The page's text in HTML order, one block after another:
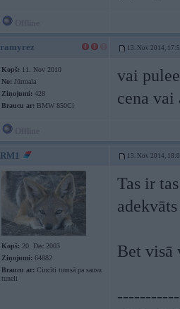
ramyrez 13. Nov 2014,
Kopš: 11. Nov 2010
No: Jūrmala
Ziņojumi: 428
Braucu ar: BMW 850Ci
vai
cena
RM1 13. Nov 2014,
Kopš: 20. Dec 2003
Ziņojumi: 64882
Braucu ar: Cincīti tumsā pa sausu
tuneli
Tas ir
Bet visā